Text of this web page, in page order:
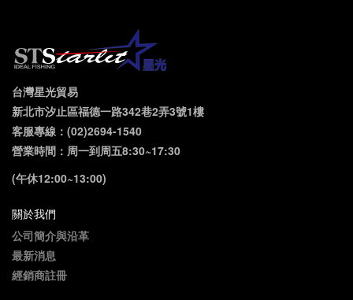
台灣星光貿易
新北市汐止區福德一路342巷2弄3號1樓
客服專線：(02)2694-1540
營業時間：周一到周五8:30~17:30
(午休12:00~13:00)
關於我們
公司簡介與沿革
最新消息
經銷商註冊